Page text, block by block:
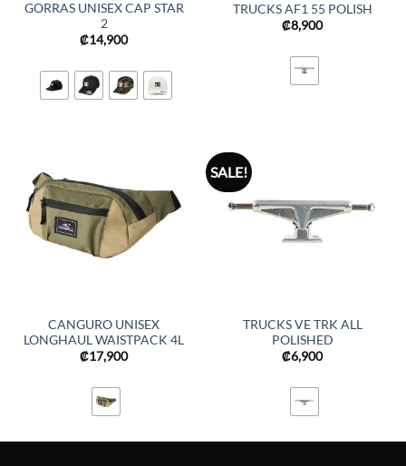
GORRAS UNISEX CAP STAR
2
₡14,900
TRUCKS AF1 55 POLISH
₡8,900
CANGURO UNISEX
LONGHAUL WAISTPACK 4L
₡17,900
SALE!
TRUCKS VE TRK ALL
POLISHED
₡6,900